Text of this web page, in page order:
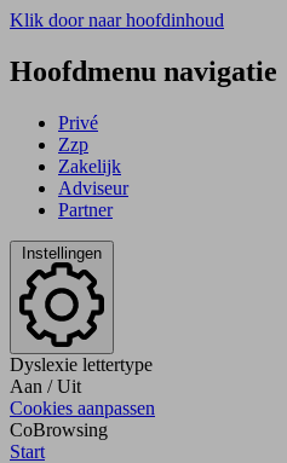
Klik door naar hoofdinhoud
Hoofdmenu navigatie
Privé
Zzp
Zakelijk
Adviseur
Partner
Instellingen
Dyslexie lettertype
Aan / Uit
Cookies aanpassen
CoBrowsing
Start